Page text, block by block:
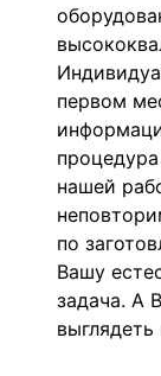
первом
нашей
по
Вашу
задача. А